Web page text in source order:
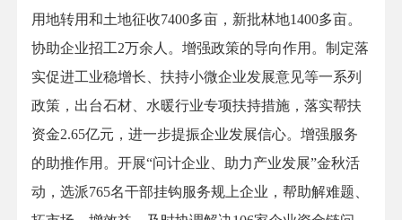
用地转用和土地征收7400多亩，新批林地1400多亩。
协助企业招工2万余人。增强政策的导向作用。制定落
实促进工业稳增长、扶持小微企业发展意见等一系列
政策，出台石材、水暖行业专项扶持措施，落实帮扶
资金2.65亿元，进一步提振企业发展信心。增强服务
的助推作用。开展“问计企业、助力产业发展”金秋活
动，选派765名干部挂钩服务规上企业，帮助解难题、